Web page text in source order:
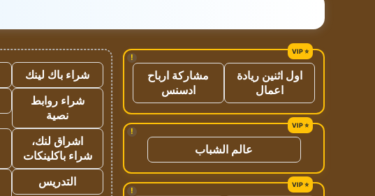
!
اول اثنين ريادة
اعمال
مشاركة ارباح
ادسنس
!
عالم الشباب
!
شراء باك لينك
شراء روابط
نصية
اشراق لنك،
شراء باكلينكات
التدريس